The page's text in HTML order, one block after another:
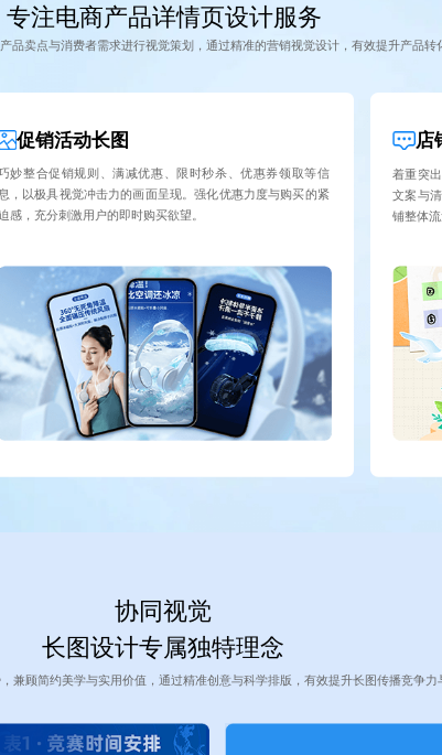
专注电商产品详情页设计服务
品卖点与消费者需求进行视觉策划，通过精准的营销视觉设计，有效提升产品转
店
着重突
文案与
铺整体
促销活动长图
妙整合促销规则、满减优惠、限时秒杀、优惠券领取等信
息，以极具视觉冲击力的画面呈现。强化优惠力度与购买的紧
感，充分刺激用户的即时购买欲望。
协同视觉
长图设计专属独特理念
兼顾简约美学与实用价值，通过精准创意与科学排版，有效提升长图传播竞争力